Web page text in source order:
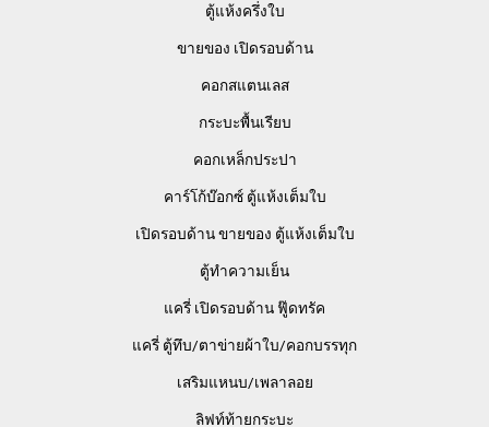
ตู้แห้งครึ่งใบ
ขายของ เปิดรอบด้าน
คอกสแตนเลส
กระบะพื้นเรียบ
คอกเหล็กประปา
คาร์โก้บ๊อกซ์ ตู้แห้งเต็มใบ
เปิดรอบด้าน ขายของ ตู้แห้งเต็มใบ
ตู้ทำความเย็น
แครี่ เปิดรอบด้าน ฟู๊ดทรัค
แครี่ ตู้ทึบ/ตาข่ายผ้าใบ/คอกบรรทุก
เสริมแหนบ/เพลาลอย
ลิฟท์ท้ายกระบะ